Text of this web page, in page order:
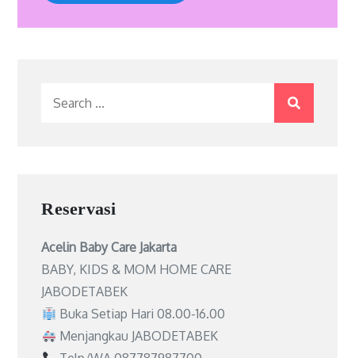
Search
Reservasi
Acelin Baby Care Jakarta
BABY, KIDS & MOM HOME CARE
JABODETABEK
Buka Setiap Hari 08.00-16.00
Menjangkau JABODETABEK